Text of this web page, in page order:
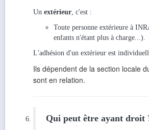
Un extérieur, c'est :
Toute personne extérieure à
enfants n'étant plus à charge...).
L'adhésion d'un extérieur est
Ils dépendent de la section locale
sont en relation.
Qui peut être ayant droit